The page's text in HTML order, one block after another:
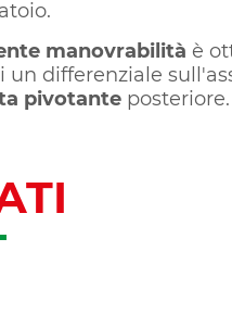
manovrabilità è
un differenziale
pivotante posteriore.